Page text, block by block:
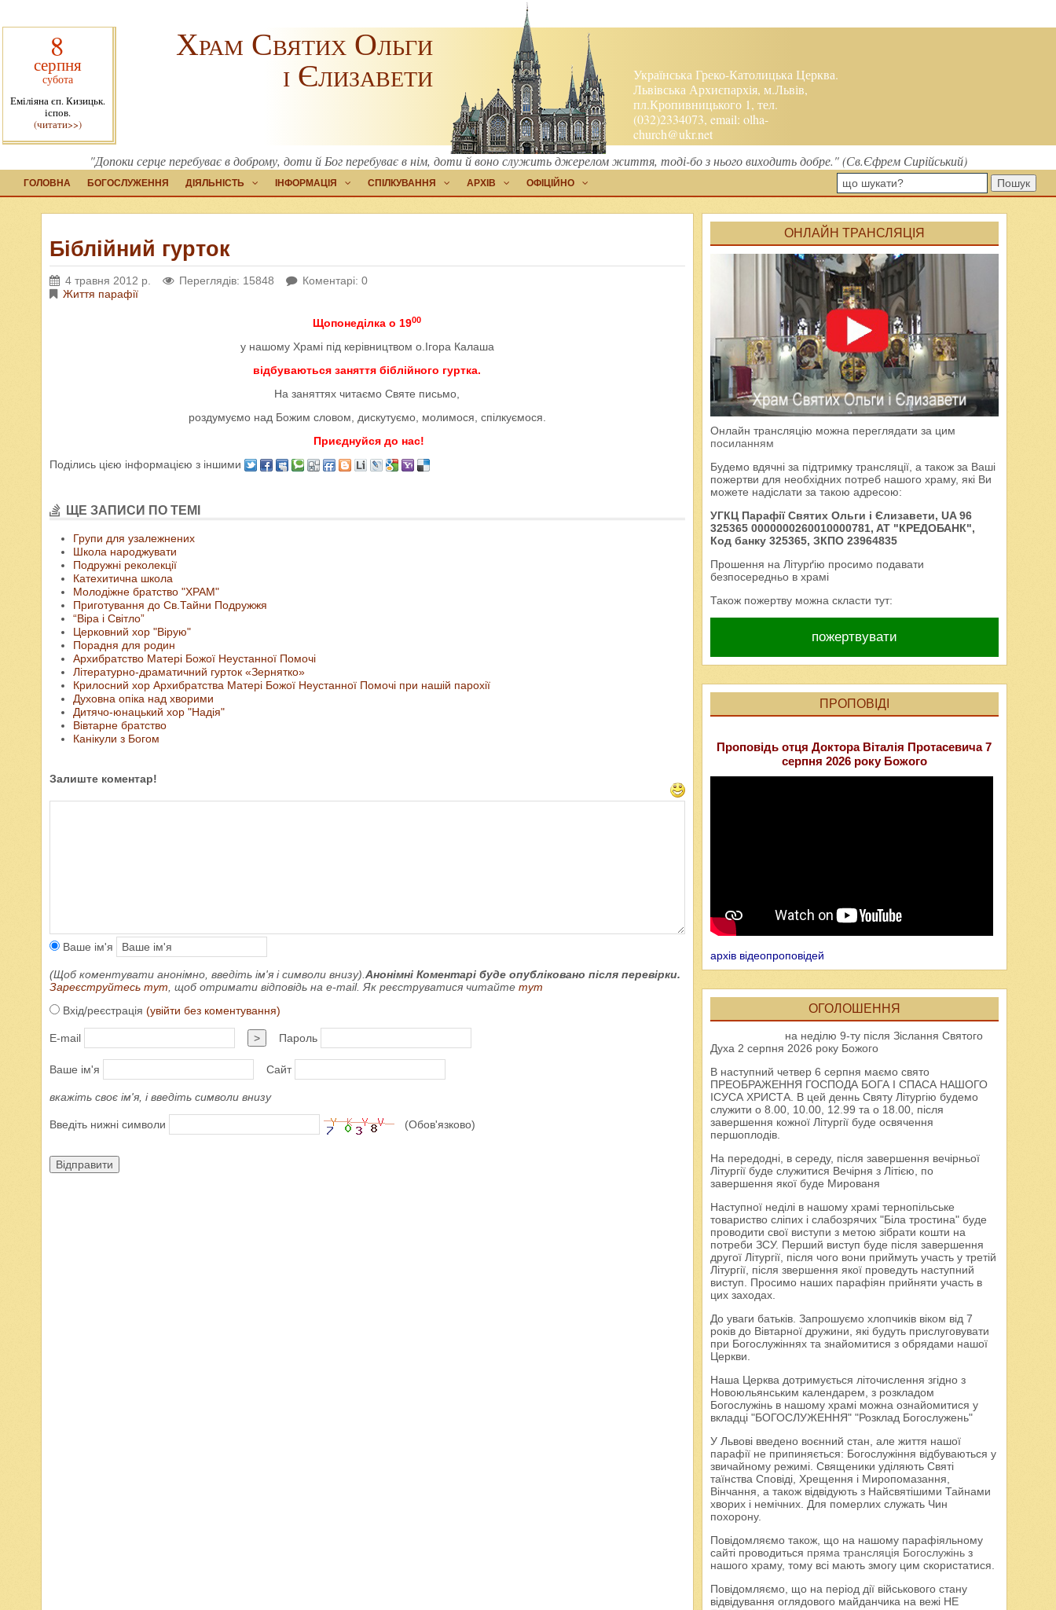
8
серпня
субота
Еміліяна єп. Кизицьк.
іспов.
(читати>>)
Українська Греко-Католицька Церква.
Львівська Архиєпархія, м.Львів,
пл.Кропивницького 1, тел.
(032)2334073, email:olha-
church@ukr.net
Храм Святих Ольги
і Єлизавети
"Допоки серце перебуває в доброму, доти й Бог перебуває в нім, доти й воно служить джерелом життя, тоді-бо з нього виходить добре." (Св.Єфрем Сирійський)
ГОЛОВНА БОГОСЛУЖЕННЯ ДІЯЛЬНІСТЬ ІНФОРМАЦІЯ СПІЛКУВАННЯ АРХІВ ОФІЦІЙНО Пошук
Біблійний гурток
4 травня 2012 р. Переглядів: 15848
Коментарі: 0
Життя парафії
Щопонеділка о 1900
у нашому Храмі під керівництвом о.Ігора Калаша
відбуваються заняття біблійного гуртка.
На заняттях читаємо Святе письмо,
роздумуємо над Божим словом, дискутуємо, молимося, спілкуємося.
Приєднуйся до нас!
Поділись цією інформацією з іншими
ЩЕ ЗАПИСИ ПО ТЕМІ
Групи для узалежнених
Школа народжувати
Подружні реколекції
Катехитична школа
Молодіжне братство "ХРАМ"
Приготування до Св.Тайни Подружжя
“Віра і Світло”
Церковний хор "Вірую"
Порадня для родин
Архибратство Матері Божої Неустанної Помочі
Літературно-драматичний гурток «Зернятко»
Крилосний хор Архибратства Матері Божої Неустанної Помочі при нашій парохії
Духовна опіка над хворими
Дитячо-юнацький хор "Надія"
Вівтарне братство
Канікули з Богом
Залиште коментар!
Ваше ім'я
(Щоб коментувати анонімно, введіть ім'я і символи внизу).Анонімні Коментарі буде опубліковано після перевірки.
Зареєструйтесь тут, щоб отримати відповідь на e-mail. Як реєструватися читайте тут
Вхід/реєстрація (увійти без коментування)
E-mail > Пароль
Ваше ім'я Сайт
вкажіть своє ім'я, і введіть символи внизу
Введіть нижні символи (Обов'язково)
Відправити
ОНЛАЙН ТРАНСЛЯЦІЯ
Онлайн трансляцію можна переглядати за цим
посиланням
Будемо вдячні за підтримку трансляції, а також за Ваші
пожертви для необхідних потреб нашого храму, які Ви
можете надіслати за такою адресою:
УГКЦ Парафії Святих Ольги і Єлизавети, UA 96
325365 0000000260010000781, AT "КРЕДОБАНК",
Код банку 325365, ЗКПО 23964835
Прошення на Літурґію просимо подавати
безпосередньо в храмі
Також пожертву можна скласти тут:
пожертвувати
ПРОПОВІДІ
Проповідь отця Доктора Віталія Протасевича 7
серпня 2026 року Божого
архів відеопроповідей
ОГОЛОШЕННЯ
на неділю 9-ту після Зіслання Святого
Духа 2 серпня 2026 року Божого
В наступний четвер 6 серпня маємо свято
ПРЕОБРАЖЕННЯ ГОСПОДА БОГА І СПАСА НАШОГО
ІСУСА ХРИСТА. В цей деннь Святу Літургію будемо
служити о 8.00, 10.00, 12.99 та о 18.00, після
завершення кожної Літургії буде освячення
першоплодів.
На передодні, в середу, після завершення вечірньої
Літургії буде служитися Вечірня з Літією, по
завершення якої буде Мированя
Наступної неділі в нашому храмі тернопільське
товариство сліпих і слабозрячих "Біла тростина" буде
проводити свої виступи з метою зібрати кошти на
потреби ЗСУ. Перший виступ буде після завершення
другої Літургії, після чого вони приймуть участь у третій
Літургії, після звершення якої проведуть наступний
виступ. Просимо наших парафіян прийняти участь в
цих заходах.
До уваги батьків. Запрошуємо хлопчиків віком від 7
років до Вівтарної дружини, які будуть прислуговувати
при Богослужіннях та знайомитися з обрядами нашої
Церкви.
Наша Церква дотримується літочислення згідно з
Новоюльянським календарем, з розкладом
Богослужінь в нашому храмі можна ознайомитися у
вкладці "БОГОСЛУЖЕННЯ" "Розклад Богослужень"
У Львові введено воєнний стан, але життя нашої
парафії не припиняється: Богослужіння відбуваються у
звичайному режимі. Священики уділяють Святі
таїнства Сповіді, Хрещення і Миропомазання,
Вінчання, а також відвідують з Найсвятішими Тайнами
хворих і немічних. Для померлих служать Чин
похорону.
Повідомляємо також, що на нашому парафіяльному
сайті проводиться пряма трансляція Богослужіньз
нашого храму, тому всі мають змогу цим скористатися.
Повідомляємо, що на період дії військового стану
відвідування оглядового майданчика на вежі НЕ